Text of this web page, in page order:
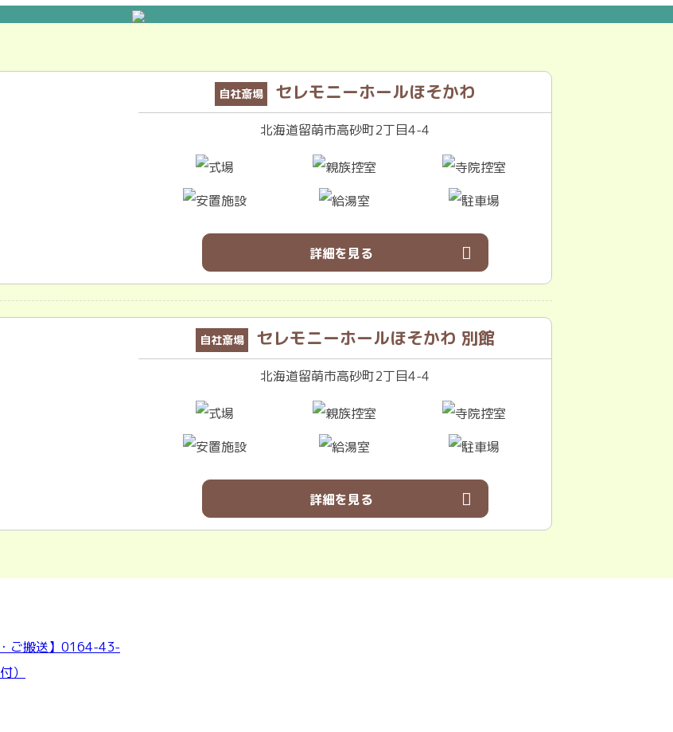
自社斎場 セレモニーホールほそかわ
北海道留萌市高砂町2丁目4-4
詳細を見る
自社斎場 セレモニーホールほそかわ 別館
北海道留萌市高砂町2丁目4-4
詳細を見る